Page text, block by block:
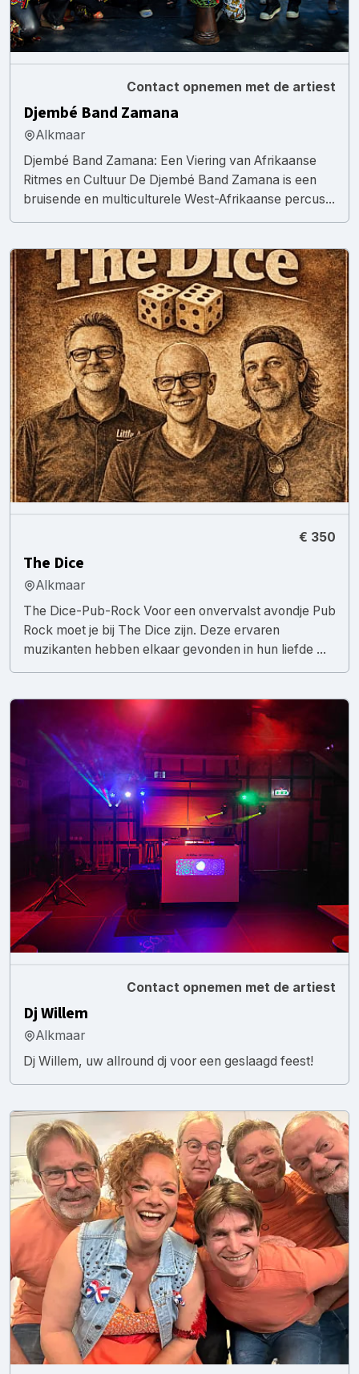
Contact opnemen met de artiest
Djembé Band Zamana
Alkmaar
Djembé Band Zamana: Een Viering van Afrikaanse
Ritmes en Cultuur De Djembé Band Zamana is een
bruisende en multiculturele West-Afrikaanse percus...
€ 350
The Dice
Alkmaar
The Dice-Pub-Rock Voor een onvervalst avondje Pub
Rock moet je bij The Dice zijn. Deze ervaren
muzikanten hebben elkaar gevonden in hun liefde ...
Contact opnemen met de artiest
Dj Willem
Alkmaar
Dj Willem, uw allround dj voor een geslaagd feest!